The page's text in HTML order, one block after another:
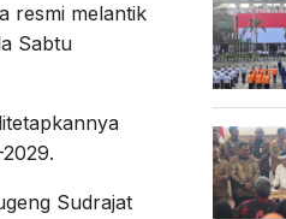
resmi melantik
Sabtu
Sudrajat